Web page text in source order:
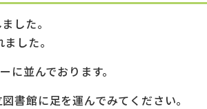
した。
した。
に並んでおります。
書館に足を運んでみてください。